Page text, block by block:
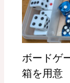
ボードゲ
箱を用意